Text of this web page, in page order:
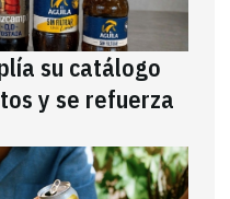
su catálogo
y se refuerza